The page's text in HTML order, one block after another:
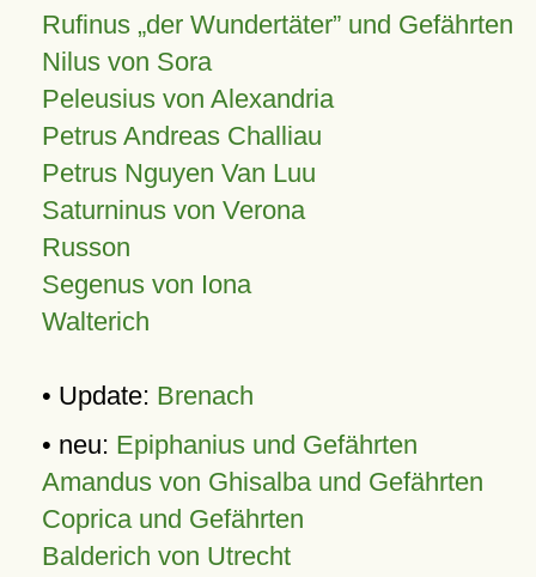
Rufinus „der Wundertäter” und Gefährten
Nilus von Sora
Peleusius von Alexandria
Petrus Andreas Challiau
Petrus Nguyen Van Luu
Saturninus von Verona
Russon
Segenus von Iona
Walterich
• Update: Brenach
• neu: Epiphanius und Gefährten
Amandus von Ghisalba und Gefährten
Coprica und Gefährten
Balderich von Utrecht